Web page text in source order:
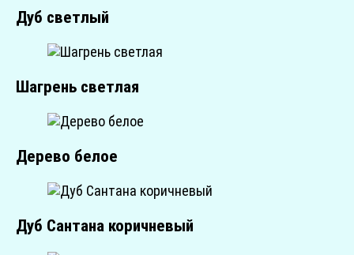
Дуб светлый
Шагрень светлая
Дерево белое
Дуб Сантана коричневый